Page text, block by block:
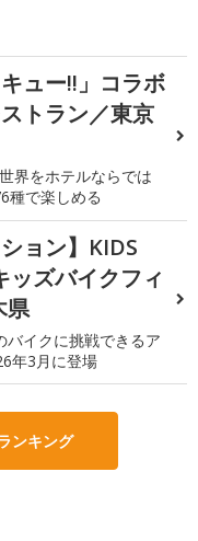
ュー!!」コラボ
トラン／東京
界をホテルならでは
種で楽しめる
ョン】KIDS
ッズバイクフィ
県
バイクに挑戦できるア
年3月に登場
ンキング